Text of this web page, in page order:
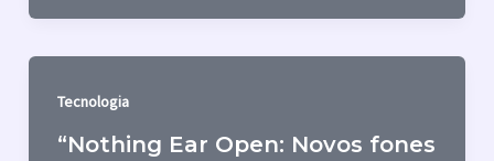
Tecnologia
“Nothing Ear Open: Novos fones